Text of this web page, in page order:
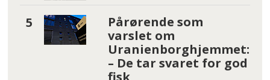
Pårørende som
varslet om
Uranienborghjemmet:
– De tar svaret for god